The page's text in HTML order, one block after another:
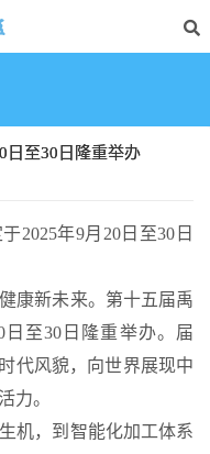
日至30日隆重举办
2025年9月20日至30日
康新未来。第十五届禹
至30日隆重举办。届
代风貌，向世界展现中
力。
机，到智能化加工体系